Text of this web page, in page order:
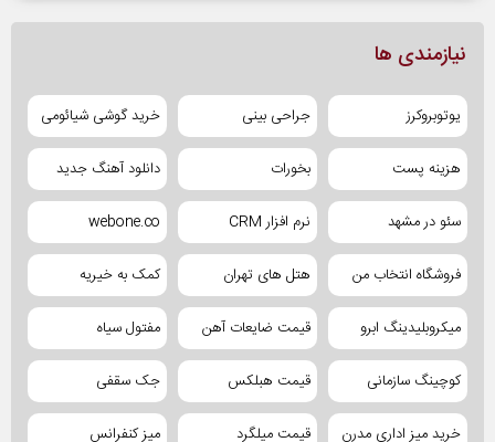
نیازمندی ها
یوتوبروکرز جراحی بینی خرید گوشی شیائومی
هزینه پست بخورات دانلود آهنگ جدید
سئو در مشهد نرم افزار CRM webone.co
فروشگاه انتخاب من هتل های تهران کمک به خیریه
میکروبلیدینگ ابرو قیمت ضایعات آهن مفتول سیاه
کوچینگ سازمانی قیمت هبلکس جک سقفی
خرید میز اداری مدرن قیمت میلگرد میز کنفرانس